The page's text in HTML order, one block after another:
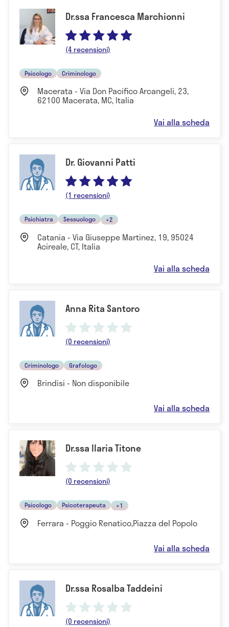
Dr.ssa Francesca Marchionni
(4 recensioni)
Psicologo Criminologo
Macerata - Via Don Pacifico Arcangeli, 23,
62100 Macerata, MC, Italia
Vai alla scheda
Dr. Giovanni Patti
(1 recensioni)
Psichiatra Sessuologo +2
Catania - Via Giuseppe Martinez, 19, 95024
Acireale, CT, Italia
Vai alla scheda
Anna Rita Santoro
(0 recensioni)
Criminologo Grafologo
Brindisi - Non disponibile
Vai alla scheda
Dr.ssa Ilaria Titone
(0 recensioni)
Psicologo Psicoterapeuta +1
Ferrara - Poggio Renatico,Piazza del Popolo
Vai alla scheda
Dr.ssa Rosalba Taddeini
(0 recensioni)